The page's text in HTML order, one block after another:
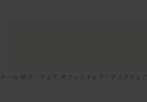
ホーム 椅子・チェア オフィスチェア・デスクチェア